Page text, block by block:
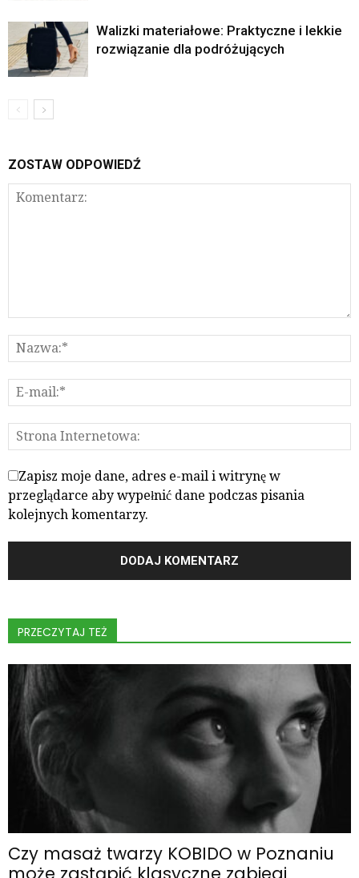
Walizki materiałowe: Praktyczne i lekkie
rozwiązanie dla podróżujących
ZOSTAW ODPOWIEDŹ
Zapisz moje dane, adres e-mail i witrynę w
przeglądarce aby wypełnić dane podczas pisania
kolejnych komentarzy.
PRZECZYTAJ TEŻ
Czy masaż twarzy KOBIDO w Poznaniu